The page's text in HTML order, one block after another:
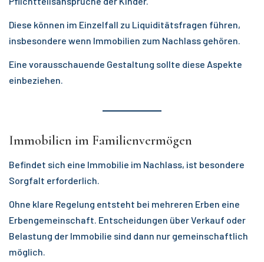
Diese können im Einzelfall zu Liquiditätsfragen führen,
insbesondere wenn Immobilien zum Nachlass gehören.
Eine vorausschauende Gestaltung sollte diese Aspekte
einbeziehen.
Immobilien im Familienvermögen
Befindet sich eine Immobilie im Nachlass, ist besondere
Sorgfalt erforderlich.
Ohne klare Regelung entsteht bei mehreren Erben eine
Erbengemeinschaft. Entscheidungen über Verkauf oder
Belastung der Immobilie sind dann nur gemeinschaftlich
möglich.